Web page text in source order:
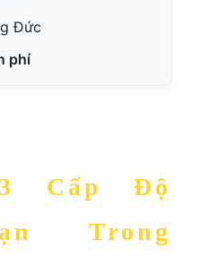
Đức
phí
Cấp Độ
Trong